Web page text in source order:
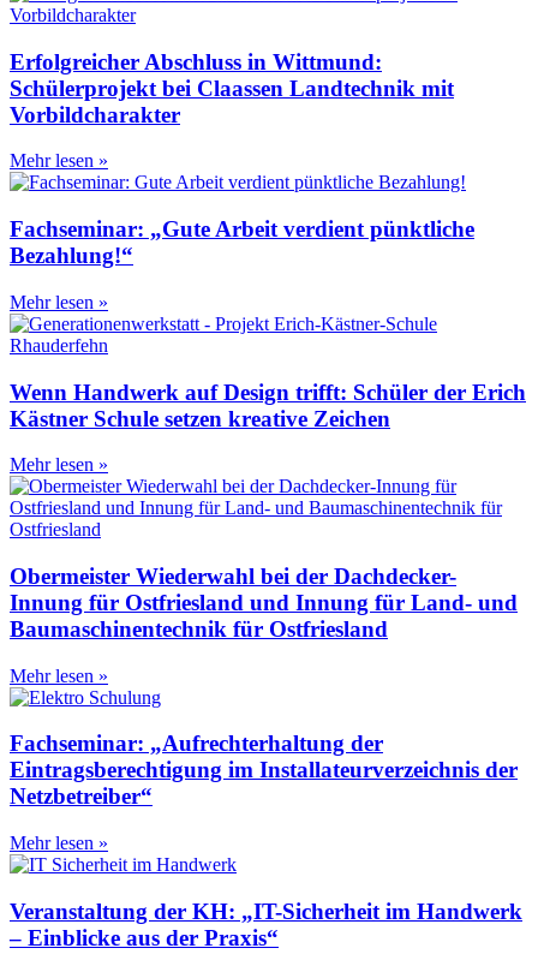
Erfolgreicher Abschluss in Wittmund:
Schülerprojekt bei Claassen Landtechnik mit
Vorbildcharakter
Mehr lesen »
Fachseminar: „Gute Arbeit verdient pünktliche
Bezahlung!“
Mehr lesen »
Wenn Handwerk auf Design trifft: Schüler der Erich
Kästner Schule setzen kreative Zeichen
Mehr lesen »
Obermeister Wiederwahl bei der Dachdecker-
Innung für Ostfriesland und Innung für Land- und
Baumaschinentechnik für Ostfriesland
Mehr lesen »
Fachseminar: „Aufrechterhaltung der
Eintragsberechtigung im Installateurverzeichnis der
Netzbetreiber“
Mehr lesen »
Veranstaltung der KH: „IT-Sicherheit im Handwerk
– Einblicke aus der Praxis“